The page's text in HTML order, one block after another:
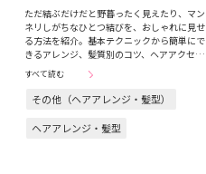
ただ結ぶだけだと野暮ったく見えたり、マン
ネリしがちなひとつ結びを、おしゃれに見せ
る方法を紹介。基本テクニックから簡単にで
きるアレンジ、髪質別のコツ、ヘアアクセ…
すべて読む
その他（ヘアアレンジ・髪型）
ヘアアレンジ・髪型